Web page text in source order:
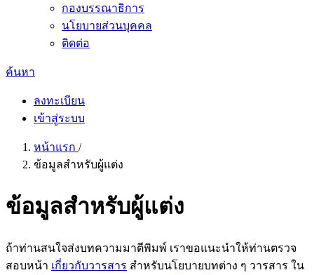
กองบรรณาธิการ
นโยบายส่วนบุคคล
ติดต่อ
ค้นหา
ลงทะเบียน
เข้าสู่ระบบ
หน้าแรก /
ข้อมูลสำหรับผู้แต่ง
ข้อมูลสำหรับผู้แต่ง
ถ้าท่านสนใจส่งบทความมาตีพิมพ์ เราขอแนะนำให้ท่านตรวจ
สอบหน้า เกี่ยวกับวารสาร สำหรับนโยบายบทต่าง ๆ วารสาร ใน